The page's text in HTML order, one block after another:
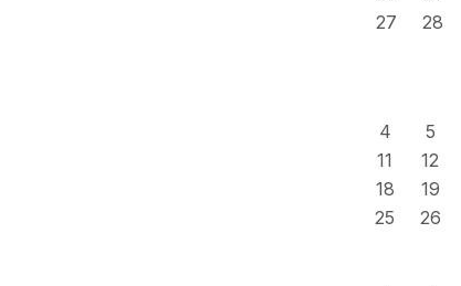
27
28
4
5
11
12
18
19
25
26